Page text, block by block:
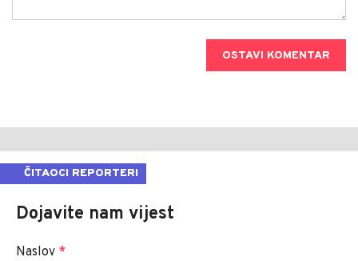
OSTAVI KOMENTAR
ČITAOCI REPORTERI
Dojavite nam vijest
Naslov *